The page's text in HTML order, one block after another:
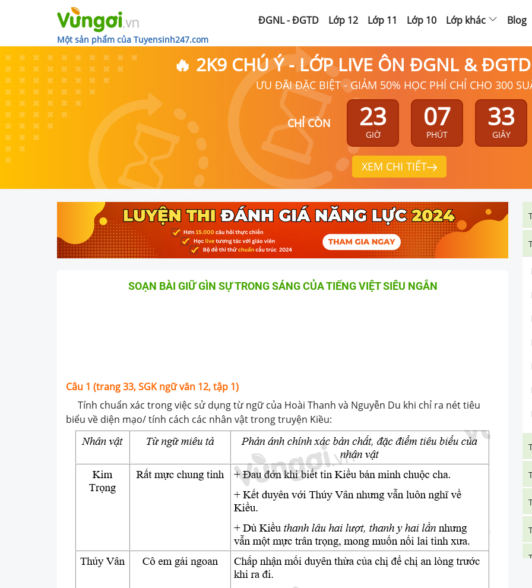
Một sản phẩm của Tuyensinh247.com
ĐGNL - ĐGTD Lớp 12 Lớp 11 Lớp 10 Lớp khác Blog
🔥 2K9 CHÚ Ý - LỚP LIVE ÔN ĐGNL &
ƯU ĐÃI ĐẶC BIỆT - GIẢM 50% HỌC PHÍ CHỈ CHO 300
CHỈ CÒN 23
GIỜ
07
PHÚT
33
GIÂY
XEM CHI TIẾT
SOẠN BÀI GIỮ GÌN SỰ TRONG SÁNG CỦA TIẾNG VIỆT SIÊU NGẮN
Câu 1 (trang 33, SGK ngữ văn 12, tập 1)
Tính chuẩn xác trong việc sử dụng từ ngữ của Hoài Thanh và Nguyễn Du khi chỉ ra nét tiêu
biểu về diện mạo/ tính cách các nhân vật trong truyện Kiều: